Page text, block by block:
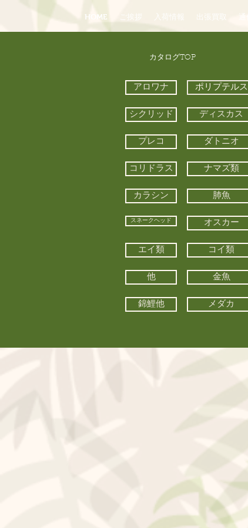
HOME ご挨拶 入荷情報 出張買取
​カタログTOP
アロワナ ポリプテルス
シクリッド ディスカス
プレコ ダトニオ
コリドラス ナマズ類
カラシン 肺魚
スネークヘッド オスカー
エイ類 コイ類
他 金魚
錦鯉他 メダカ